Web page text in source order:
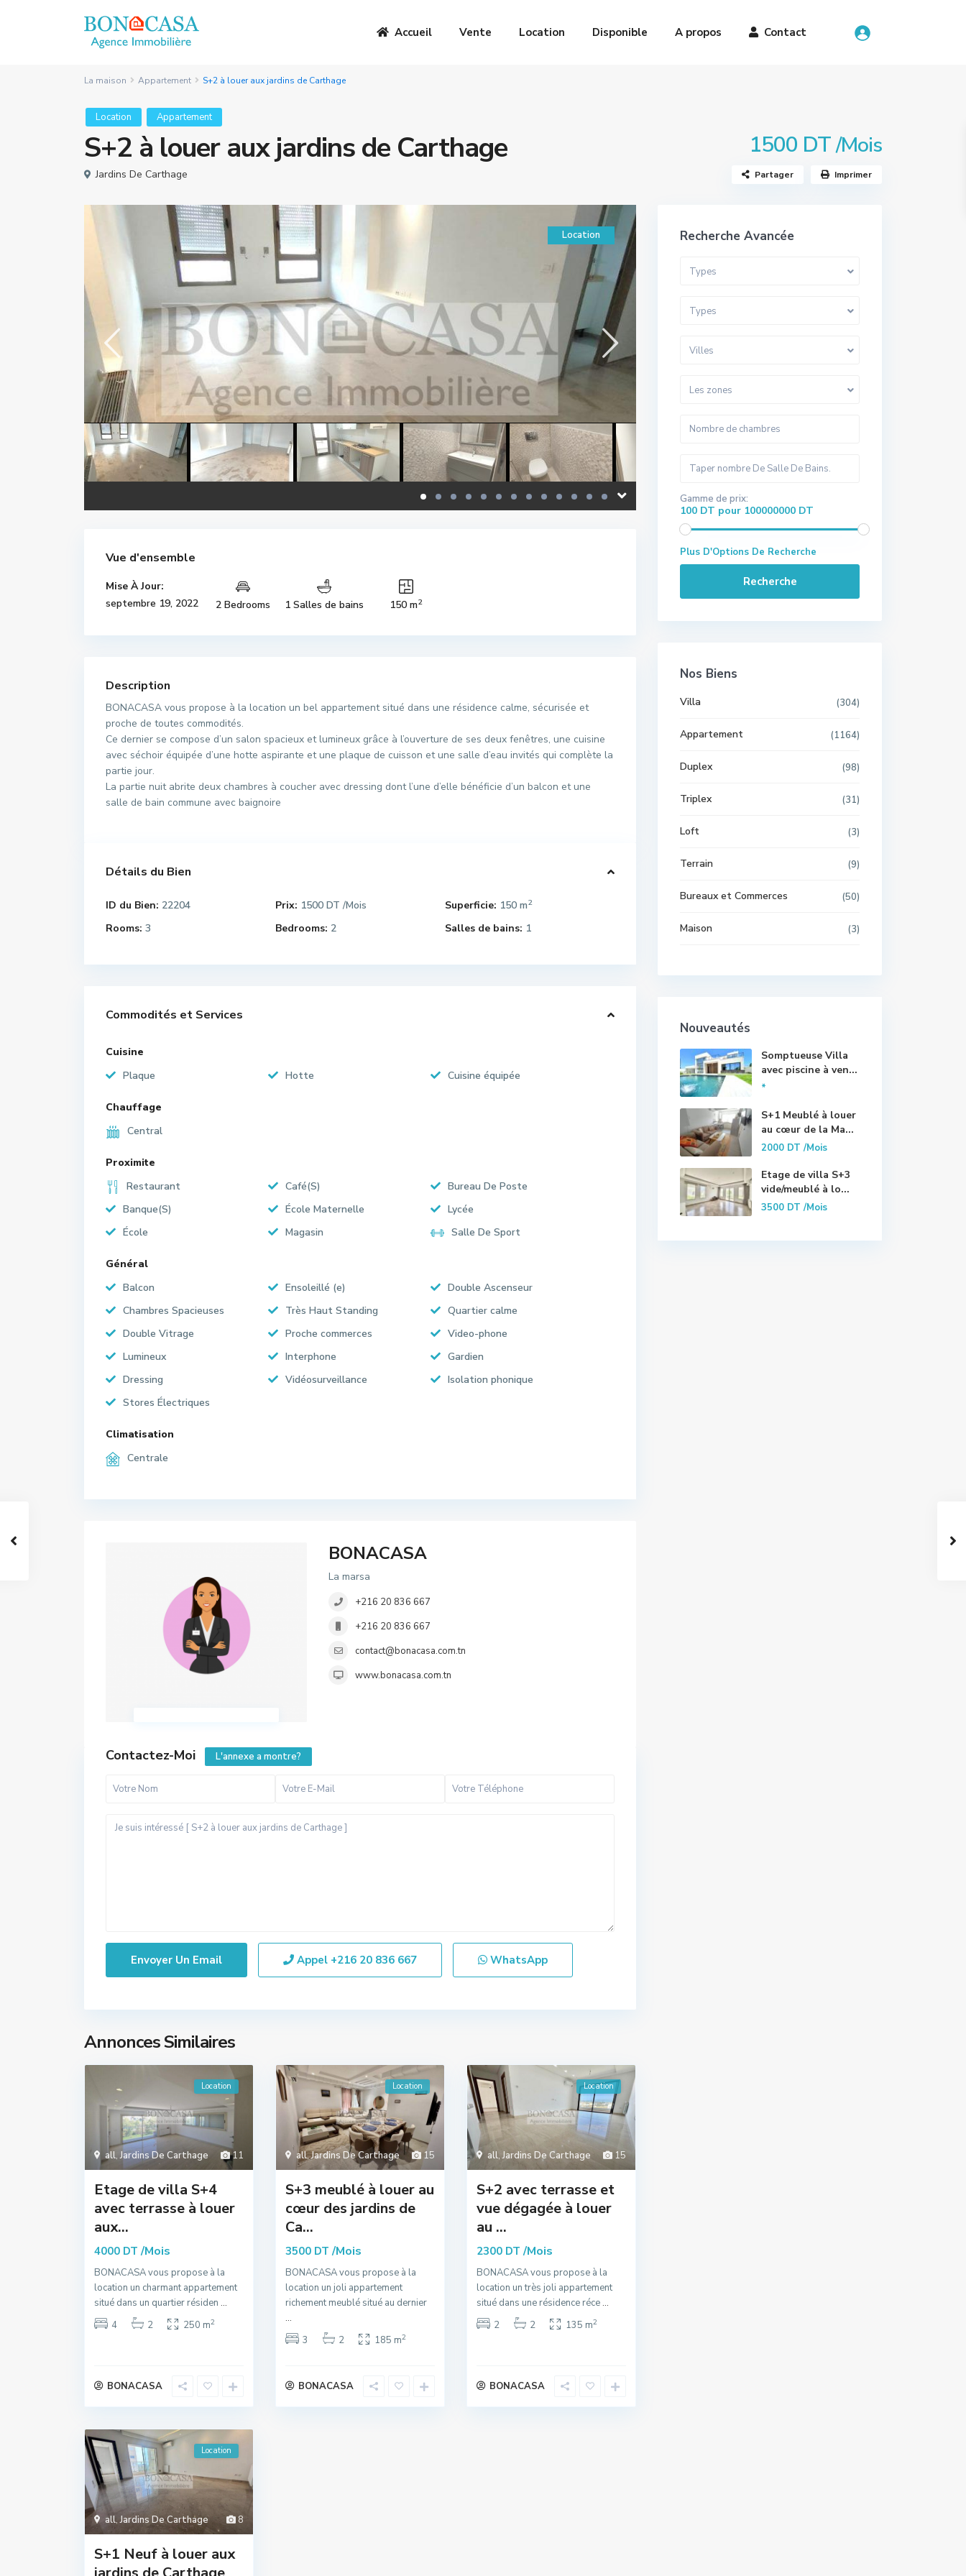
Accueil Vente Location Disponible A propos Contact
La maison Appartement S+2 à louer aux jardins de Carthage
Location Appartement
S+2 à louer aux jardins de Carthage 1500 DT/Mois
Jardins De Carthage Partager Imprimer
Location
Vue d'ensemble
Mise À Jour:
septembre 19, 2022
2 Bedrooms 1 Salles de bains 150 m2
Description
BONACASA vous propose à la location un bel appartement situé dans une résidence calme, sécurisée et
proche de toutes commodités.
Ce dernier se compose d’un salon spacieux et lumineux grâce à l’ouverture de ses deux fenêtres, une cuisine
avec séchoir équipée d’une hotte aspirante et une plaque de cuisson et une salle d’eau invités qui complète la
partie jour.
La partie nuit abrite deux chambres à coucher avec dressing dont l’une d’elle bénéficie d’un balcon et une
salle de bain commune avec baignoire
Détails du Bien
ID du Bien: 22204 Prix: 1500 DT /Mois Superficie: 150 m2
Rooms: 3 Bedrooms: 2 Salles de bains: 1
Commodités et Services
Cuisine
Plaque
Hotte Cuisine équipée
Chauffage
Central
Proximite
Restaurant
Café(S)
Bureau De Poste
Banque(S)
École Maternelle
Lycée
École
Magasin Salle De Sport
Général
Balcon
Ensoleillé (e)
Double Ascenseur
Chambres Spacieuses
Très Haut Standing
Quartier calme
Double Vitrage
Proche commerces
Video-phone
Lumineux
Interphone
Gardien
Dressing
Vidéosurveillance
Isolation phonique
Stores Électriques
Climatisation
Centrale
BONACASA
La marsa
+216 20 836 667
+216 20 836 667
contact@bonacasa.com.tn
www.bonacasa.com.tn
Contactez-Moi L'annexe a montre?
Appel +216 20 836 667 WhatsApp
Annonces Similaires
11
all,Jardins De Carthage
Location
Etage de villa S+4
avec terrasse à louer
aux...
4000 DT/Mois
BONACASA vous propose à la
location un charmant appartement
situé dans un quartier résiden ...
4
2 250 m2
BONACASA
15
all,Jardins De Carthage
Location
S+3 meublé à louer au
cœur des jardins de
Ca...
3500 DT/Mois
BONACASA vous propose à la
location un joli appartement
richement meublé situé au dernier
...
3
2 185 m2
BONACASA
15
all,Jardins De Carthage
Location
S+2 avec terrasse et
vue dégagée à louer
au ...
2300 DT/Mois
BONACASA vous propose à la
location un très joli appartement
situé dans une résidence réce...
2
2 135 m2
BONACASA
8
all,Jardins De Carthage
Location
S+1 Neuf à louer aux
Recherche Avancée
Types
Types
Villes
Les zones
Gamme de prix:
100 DT pour 100000000 DT
Plus D'Options De Recherche
Recherche
Nos Biens
Villa (304)
Appartement (1164)
Duplex (98)
Triplex (31)
Loft (3)
Terrain (9)
Bureaux et Commerces (50)
Maison (3)
Nouveautés
Somptueuse Villa
avec piscine à ven...
*
S+1 Meublé à louer
au cœur de la Ma...
2000 DT/Mois
Etage de villa S+3
vide/meublé à lo...
3500 DT/Mois